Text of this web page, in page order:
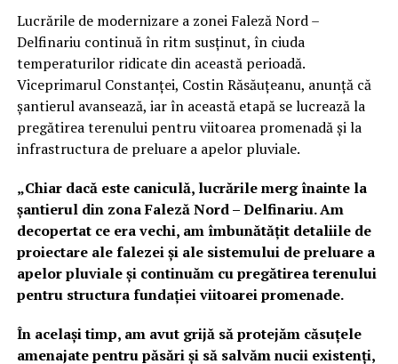
Lucrările de modernizare a zonei Faleză Nord –
Delfinariu continuă în ritm susținut, în ciuda
temperaturilor ridicate din această perioadă.
Viceprimarul Constanței, Costin Răsăuțeanu, anunță că
șantierul avansează, iar în această etapă se lucrează la
pregătirea terenului pentru viitoarea promenadă și la
infrastructura de preluare a apelor pluviale.
„Chiar dacă este caniculă, lucrările merg înainte la
șantierul din zona Faleză Nord – Delfinariu. Am
decopertat ce era vechi, am îmbunătățit detaliile de
proiectare ale falezei și ale sistemului de preluare a
apelor pluviale și continuăm cu pregătirea terenului
pentru structura fundației viitoarei promenade.
În același timp, am avut grijă să protejăm căsuțele
amenajate pentru păsări și să salvăm nucii existenți,